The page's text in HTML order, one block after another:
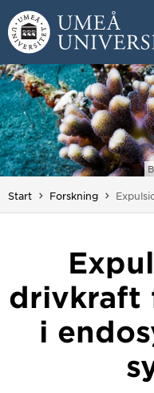
Hoppa direkt till
Huvudmenyn dold.
Start Forskning Du är
drivkraft
i